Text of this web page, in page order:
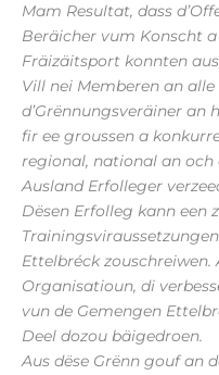
Mam Resultat, dass
Beräicher vum Konscht
Fräizäitsport konnten
Vill nei Memberen an
d’Grënnungsveräiner an
fir ee groussen a
regional, national an
Ausland Erfolleger
Dësen Erfolleg kann een
Ettelbréck
Organisatioun, di
vun de Gemengen
Deel dozou bäigedroen.
Aus dëse Grënn gouf an